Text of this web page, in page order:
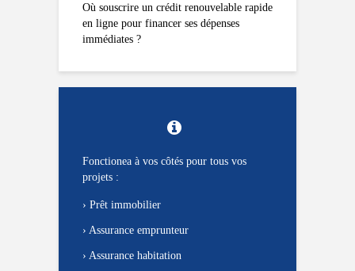
Où souscrire un crédit renouvelable rapide
en ligne pour financer ses dépenses
immédiates ?
Fonctionea à vos côtés pour tous vos
projets :
› Prêt immobilier
› Assurance emprunteur
› Assurance habitation